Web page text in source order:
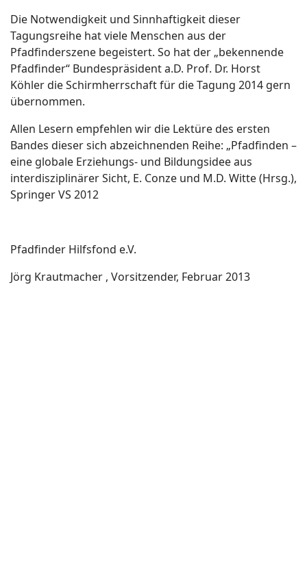
Die Notwendigkeit und Sinnhaftigkeit dieser
Tagungsreihe hat viele Menschen aus der
Pfadfinderszene begeistert. So hat der „bekennende
Pfadfinder“ Bundespräsident a.D. Prof. Dr. Horst
Köhler die Schirmherrschaft für die Tagung 2014 gern
übernommen.
Allen Lesern empfehlen wir die Lektüre des ersten
Bandes dieser sich abzeichnenden Reihe: „Pfadfinden –
eine globale Erziehungs- und Bildungsidee aus
interdisziplinärer Sicht, E. Conze und M.D. Witte (Hrsg.),
Springer VS 2012
Pfadfinder Hilfsfond e.V.
Jörg Krautmacher , Vorsitzender, Februar 2013